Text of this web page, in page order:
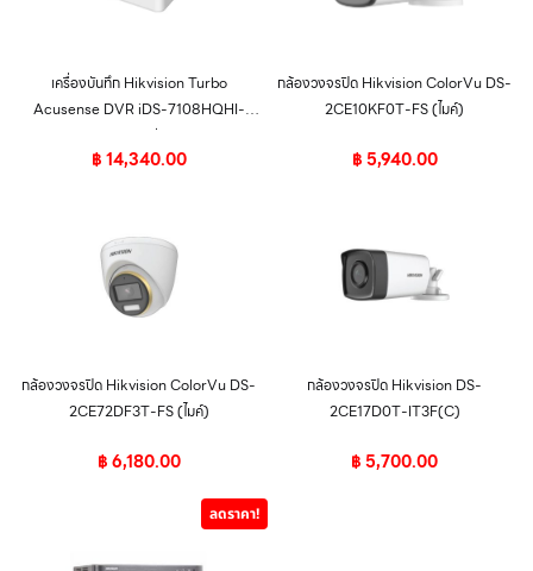
เครื่องบันทึก Hikvision Turbo
Acusense DVR iDS-7108HQHI-
M1/S 8ช่อง
฿14,340.00
กล้องวงจรปิด Hikvision ColorVu DS-
2CE10KF0T-FS (ไมค์)
฿5,940.00
กล้องวงจรปิด Hikvision ColorVu DS-
2CE72DF3T-FS (ไมค์)
฿6,180.00
กล้องวงจรปิด Hikvision DS-
2CE17D0T-IT3F(C)
฿5,700.00
ลดราคา!